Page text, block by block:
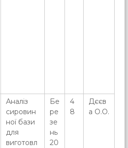
Аналіз
сировин
ної бази
для
виготовл
Бе
ре
зе
нь
20
4
8
Дєєв
а О.О.